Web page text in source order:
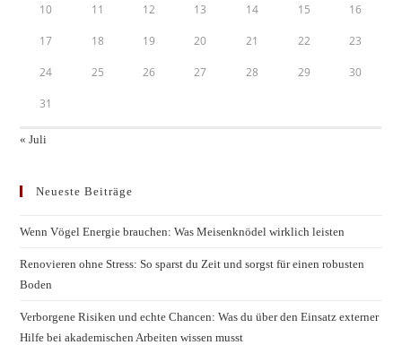
10 11 12 13 14 15 16
17 18 19 20 21 22 23
24 25 26 27 28 29 30
31
« Juli
Neueste Beiträge
Wenn Vögel Energie brauchen: Was Meisenknödel wirklich leisten
Renovieren ohne Stress: So sparst du Zeit und sorgst für einen robusten
Boden
Verborgene Risiken und echte Chancen: Was du über den Einsatz externer
Hilfe bei akademischen Arbeiten wissen musst